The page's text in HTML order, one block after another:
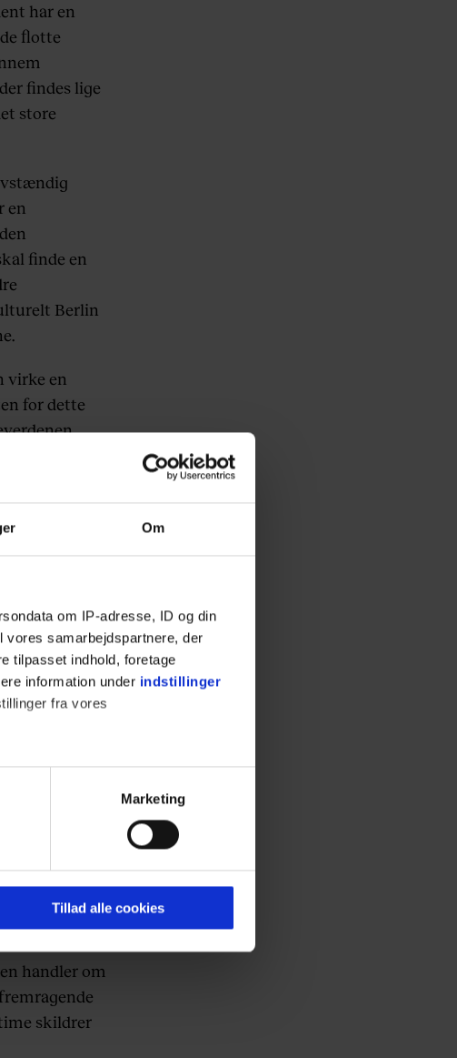
Om
om IP-adresse, ID og din
samarbejdspartnere, der
tilpasset indhold, foretage
information under indstillinger
fra vores
journalistisk indhold til dig.
funktioner i forbindelse med
Du kan læse mere om vores
hermed i både
Marketing
Tillad alle cookies
har en
flotte
findes lige
store
en
finde en
Berlin
virke en
for dette
handler om
skildrer